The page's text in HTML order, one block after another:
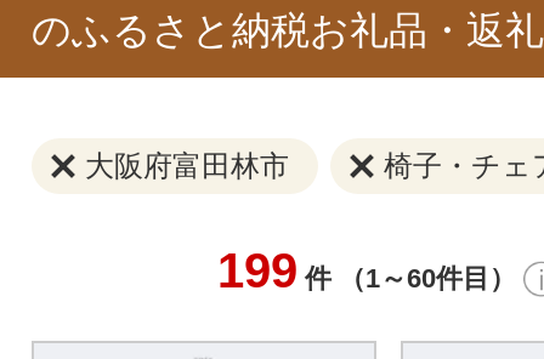
のふるさと納税お礼品・返
大阪府富田林市 椅子・チェ
199 件 （1～60件目）